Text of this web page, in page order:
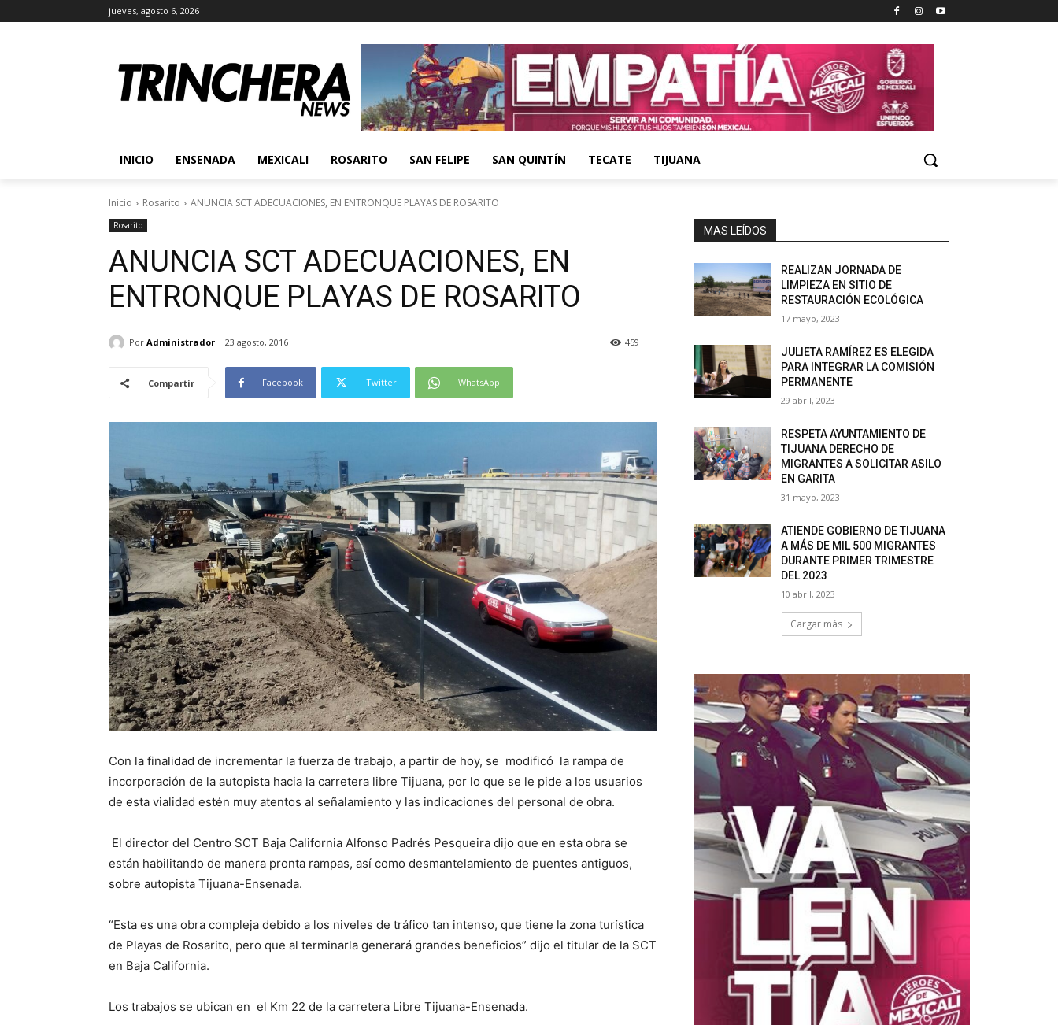
jueves, agosto 6, 2026
INICIO ENSENADA MEXICALI ROSARITO SAN FELIPE SAN QUINTÍN TECATE TIJUANA
Inicio Rosarito ANUNCIA SCT ADECUACIONES, EN ENTRONQUE PLAYAS DE ROSARITO
Rosarito
ANUNCIA SCT ADECUACIONES, EN
ENTRONQUE PLAYAS DE ROSARITO
Por Administrador 23 agosto, 2016 459
Compartir Facebook Twitter WhatsApp
Con la finalidad de incrementar la fuerza de trabajo, a partir de hoy, se modificó la rampa de
incorporación de la autopista hacia la carretera libre Tijuana, por lo que se le pide a los usuarios
de esta vialidad estén muy atentos al señalamiento y las indicaciones del personal de obra.
El director del Centro SCT Baja California Alfonso Padrés Pesqueira dijo que en esta obra se
están habilitando de manera pronta rampas, así como desmantelamiento de puentes antiguos,
sobre autopista Tijuana-Ensenada.
“Esta es una obra compleja debido a los niveles de tráfico tan intenso, que tiene la zona turística
de Playas de Rosarito, pero que al terminarla generará grandes beneficios” dijo el titular de la SCT
en Baja California.
Los trabajos se ubican en el Km 22 de la carretera Libre Tijuana-Ensenada.
MAS LEÍDOS
REALIZAN JORNADA DE
LIMPIEZA EN SITIO DE
RESTAURACIÓN ECOLÓGICA
17 mayo, 2023
JULIETA RAMÍREZ ES ELEGIDA
PARA INTEGRAR LA COMISIÓN
PERMANENTE
29 abril, 2023
RESPETA AYUNTAMIENTO DE
TIJUANA DERECHO DE
MIGRANTES A SOLICITAR ASILO
EN GARITA
31 mayo, 2023
ATIENDE GOBIERNO DE TIJUANA
A MÁS DE MIL 500 MIGRANTES
DURANTE PRIMER TRIMESTRE
DEL 2023
10 abril, 2023
Cargar más